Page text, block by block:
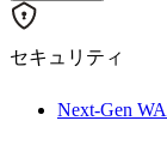
セキュリティ
Next-Gen